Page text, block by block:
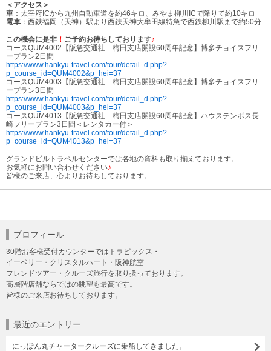
＜アクセス＞
車 ：太宰府ICから九州自動車道を約46キロ、みやま柳川ICで降りて約10キロ
電車 ：西鉄福岡（天神）駅より西鉄天神大牟田線特急で西鉄柳川駅まで約50分
この機会に是非 ！ ご予約お待ちしております♪
コースQUM4002【阪急交通社 梅田支店開設60周年記念】博多チョイスフリ
ープラン2日間
https://www.hankyu-travel.com/tour/detail_d.php?
p_course_id=QUM4002&p_hei=37
コースQUM4003【阪急交通社 梅田支店開設60周年記念】博多チョイスフリ
ープラン3日間
https://www.hankyu-travel.com/tour/detail_d.php?
p_course_id=QUM4003&p_hei=37
コースQUM4013【阪急交通社 梅田支店開設60周年記念】ハウステンボス長
崎フリープラン3日間＜レンタカー付＞
https://www.hankyu-travel.com/tour/detail_d.php?
p_course_id=QUM4013&p_hei=37
グランドビルトラベルセンターでは各地の資料も取り揃えております。
お気軽にお問い合わせください♪
皆様のご来店、心よりお待ちしております。
プロフィール
30階お客様受付カウンターではトラピックス・
イーベリー・クリスタルハート・阪神航空
フレンドツアー・クルーズ旅行を取り扱っております。
高層階店舗ならではの眺望も最高です。
皆様のご来店お待ちしております。
最近のエントリー
にっぽん丸チャータークルーズに乗船してきました。